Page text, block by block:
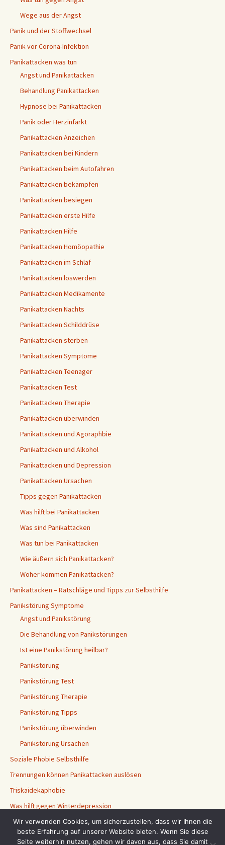
Wege aus der Angst
Panik und der Stoffwechsel
Panik vor Corona-Infektion
Panikattacken was tun
Angst und Panikattacken
Behandlung Panikattacken
Hypnose bei Panikattacken
Panik oder Herzinfarkt
Panikattacken Anzeichen
Panikattacken bei Kindern
Panikattacken beim Autofahren
Panikattacken bekämpfen
Panikattacken besiegen
Panikattacken erste Hilfe
Panikattacken Hilfe
Panikattacken Homöopathie
Panikattacken im Schlaf
Panikattacken loswerden
Panikattacken Medikamente
Panikattacken Nachts
Panikattacken Schilddrüse
Panikattacken sterben
Panikattacken Symptome
Panikattacken Teenager
Panikattacken Test
Panikattacken Therapie
Panikattacken überwinden
Panikattacken und Agoraphbie
Panikattacken und Alkohol
Panikattacken und Depression
Panikattacken Ursachen
Tipps gegen Panikattacken
Was hilft bei Panikattacken
Was sind Panikattacken
Was tun bei Panikattacken
Wie äußern sich Panikattacken?
Woher kommen Panikattacken?
Panikattacken – Ratschläge und Tipps zur Selbsthilfe
Panikstörung Symptome
Angst und Panikstörung
Die Behandlung von Panikstörungen
Ist eine Panikstörung heilbar?
Panikstörung
Panikstörung Test
Panikstörung Therapie
Panikstörung Tipps
Panikstörung überwinden
Panikstörung Ursachen
Soziale Phobie Selbsthilfe
Trennungen können Panikattacken auslösen
Triskaidekaphobie
Was hilft gegen Winterdepression
Willkommen auf Schluss mit Panik
Wir verwenden Cookies, um sicherzustellen, dass wir Ihnen die
beste Erfahrung auf unserer Website bieten. Wenn Sie diese
Seite weiterhin nutzen, gehen wir davon aus, dass Sie damit